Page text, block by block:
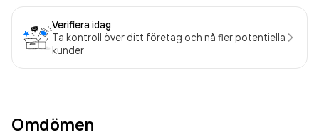
Verifiera idag
Ta kontroll över ditt företag och nå fler potentiella
kunder
Omdömen